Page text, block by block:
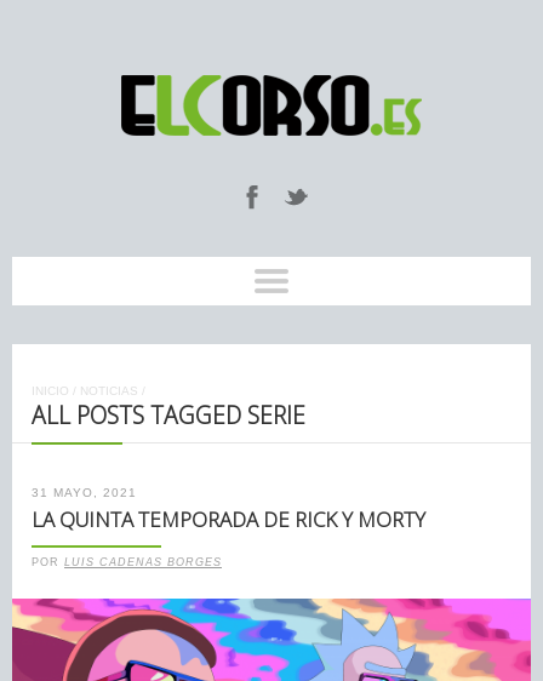
INICIO / NOTICIAS /
ALL POSTS TAGGED SERIE
31 MAYO, 2021
LA QUINTA TEMPORADA DE RICK Y MORTY
POR LUIS CADENAS BORGES